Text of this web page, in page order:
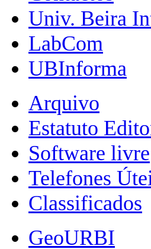
Univ. Beira
LabCom
UBInforma
Arquivo
Estatuto
Software livre
Telefones
Classificados
GeoURBI